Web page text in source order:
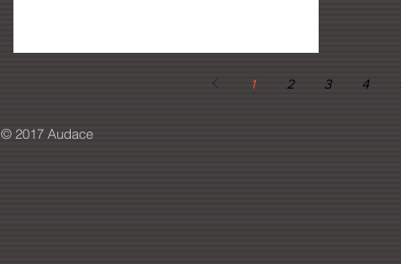
1 2 3 4
© 2017 Audace